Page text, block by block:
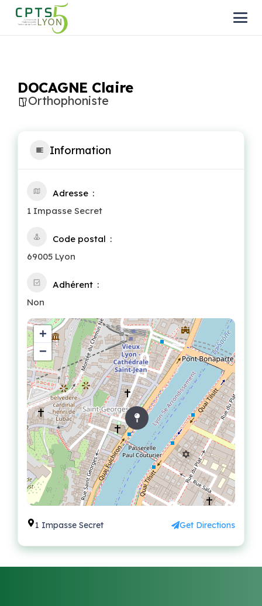
DOCAGNE Claire
Orthophoniste
Information
Adresse
1 Impasse Secret
Code postal
69005 Lyon
Adhérent
Non
+
−
1 Impasse Secret Get Directions